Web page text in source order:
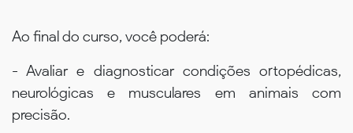
Ao final do curso, você poderá:
- Avaliar e diagnosticar condições ortopédicas,
neurológicas e musculares em animais com
precisão.